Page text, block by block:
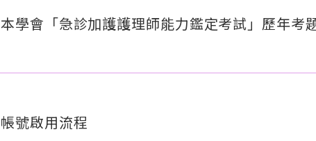
本學會「急診加護護理師能力鑑定考試」歷年考
帳號啟用流程